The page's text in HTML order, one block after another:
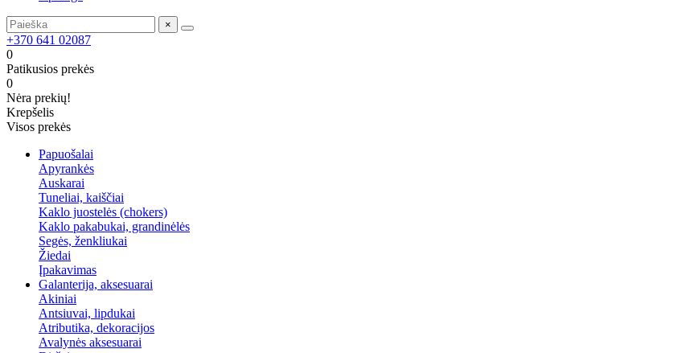
×
+370 641 02087
0
Patikusios prekės
0
Nėra prekių!
Krepšelis
Visos prekės
Papuošalai
Apyrankės
Auskarai
Tuneliai, kaiščiai
Kaklo juostelės (chokers)
Kaklo pakabukai, grandinėlės
Segės, ženkliukai
Žiedai
Įpakavimas
Galanterija, aksesuarai
Akiniai
Antsiuvai, lipdukai
Atributika, dekoracijos
Avalynės aksesuarai